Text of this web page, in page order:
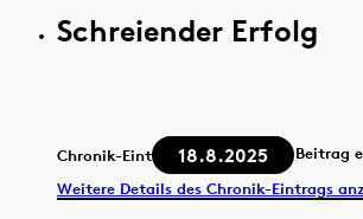
Schreiender Erfolg
Chronik-Eintrag 18.8.2025
Beitrag
Weitere Details des Chronik-Eintrags